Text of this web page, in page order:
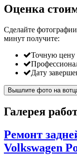
Оценка
Сделайте
минут получите:
Точную цену
Дату
Вышлите фото на
Галерея
Ремонт
Volkswagen